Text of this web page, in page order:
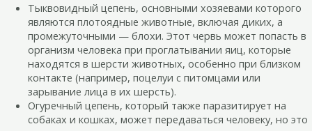
Тыквовидный цепень, основными хозяевами которого
являются плотоядные животные, включая диких, а
промежуточными — блохи. Этот червь может попасть в
организм человека при проглатывании яиц, которые
находятся в шерсти животных, особенно при близком
контакте (например, поцелуи с питомцами или
зарывание лица в их шерсть).
Огуречный цепень, который также паразитирует на
собаках и кошках, может передаваться человеку, но это